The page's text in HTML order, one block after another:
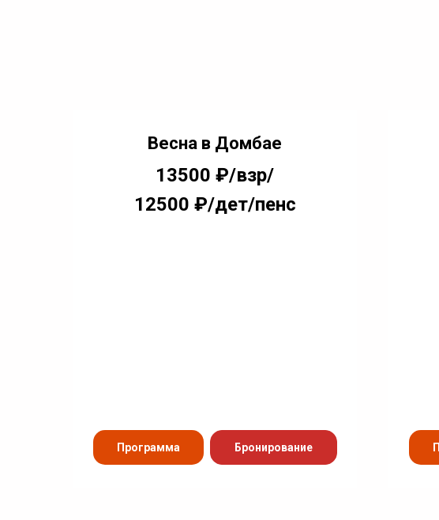
Весна в Домбае
13500 ₽/взр/
12500 ₽/дет/пенс
Программа Бронирование